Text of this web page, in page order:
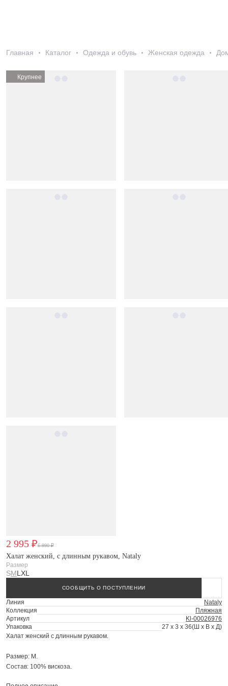
Главная Каталог Одежда и обувь Женская одежда
Крупнее
Халат женский, с длинным рукавом, Nataly
2 995 ₽6 990 ₽
Размер
SML XL
СООБЩИТЬ О ПОСТУПЛЕНИИ
Линия
Nataly
Коллекция
Пляжная
Артикул
Kl-00026976
Упаковка
27 x 3 x 36(Ш x В x Д)
Халат женский с длинным рукавом.
Размер: M.
Состав: 100% вискоза.